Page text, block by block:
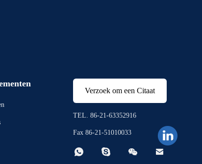
Verzoek om een Citaat
TEL. 86-21-63352916
Fax 86-21-51010033
   